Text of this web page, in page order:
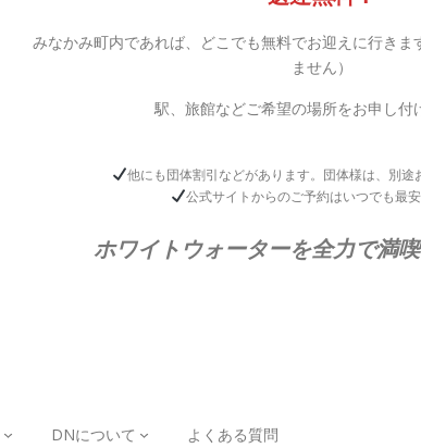
みなかみ町内であれば、どこでも無料でお迎えに行き
ません）
駅、旅館などご希望の場所をお申し付
他にも団体割引などがあります。団体様は、別途
公式サイトからのご予約はいつでも最安
ホワイトウォーターを全力で満
DNについて よくある質問